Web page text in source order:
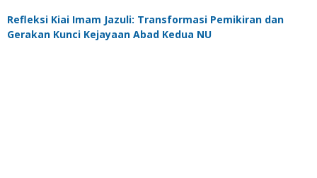
Refleksi Kiai Imam Jazuli: Transformasi Pemikiran dan
Gerakan Kunci Kejayaan Abad Kedua NU